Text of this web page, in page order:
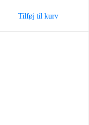
Tilføj til kurv